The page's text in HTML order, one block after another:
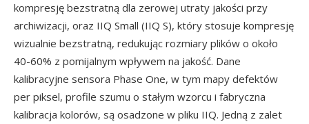
kompresję bezstratną dla zerowej utraty jakości przy
archiwizacji, oraz IIQ Small (IIQ S), który stosuje kompresję
wizualnie bezstratną, redukując rozmiary plików o około
40-60% z pomijalnym wpływem na jakość. Dane
kalibracyjne sensora Phase One, w tym mapy defektów
per piksel, profile szumu o stałym wzorcu i fabryczna
kalibracja kolorów, są osadzone w pliku IIQ. Jedną z zalet